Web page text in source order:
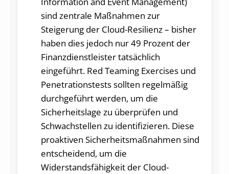
sind zentrale Maßnahmen zur
Steigerung der Cloud-Resilienz – bisher
haben dies jedoch nur 49 Prozent der
Finanzdienstleister tatsächlich
eingeführt. Red Teaming Exercises und
Penetrationstests sollten regelmäßig
durchgeführt werden, um die
Sicherheitslage zu überprüfen und
Schwachstellen zu identifizieren. Diese
proaktiven Sicherheitsmaßnahmen sind
entscheidend, um die
Widerstandsfähigkeit der Cloud-